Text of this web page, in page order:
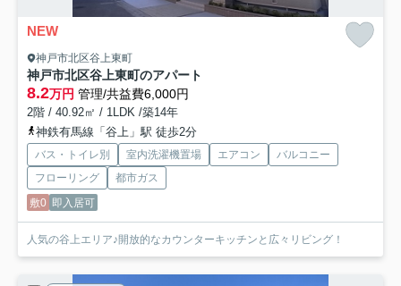
NEW
神戸市北区谷上東町
神戸市北区谷上東町のアパート
8.2万円 管理/共益費6,000円
2階 / 40.92㎡ / 1LDK /築14年
神鉄有馬線「谷上」駅 徒歩2分
バス・トイレ別 室内洗濯機置場 エアコン
バルコニー
フローリング
都市ガス
敷0 即入居可
人気の谷上エリア♪開放的なカウンターキッチンと広々リビング！